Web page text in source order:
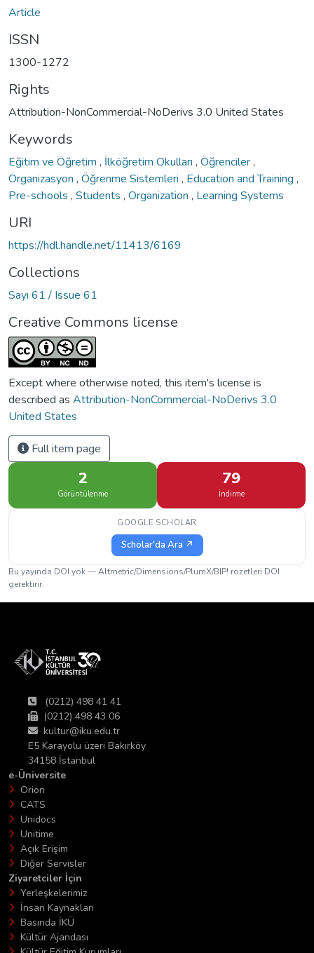
Article
ISSN
1300-1272
Rights
Attribution-NonCommercial-NoDerivs 3.0 United States
Keywords
Eğitim ve Öğretim , İlköğretim Okulları , Öğrenciler,
Organizasyon , Öğrenme Sistemleri , Education and Training ,
Pre-schools , Students , Organization , Learning Systems
URI
https://hdl.handle.net/11413/6169
Collections
Sayı 61 / Issue 61
Creative Commons license
Except where otherwise noted, this item's license is
described as Attribution-NonCommercial-NoDerivs 3.0
United States
Full item page
2
Görüntülenme
79
İndirme
GOOGLE SCHOLAR
Scholar'da Ara ↗
Bu yayında DOI yok — Altmetric/Dimensions/PlumX/BIP! rozetleri DOI
gerektirir.
(0212) 498 41 41
(0212) 498 43 06
kultur@iku.edu.tr
E5 Karayolu üzeri Bakırköy
34158 İstanbul
e-Üniversite
Orion
CATS
Unidocs
Unitime
Açık Erişim
Diğer Servisler
Ziyaretciler İçin
Yerleşkelerimiz
İnsan Kaynakları
Basında İKÜ
Kültür Ajandası